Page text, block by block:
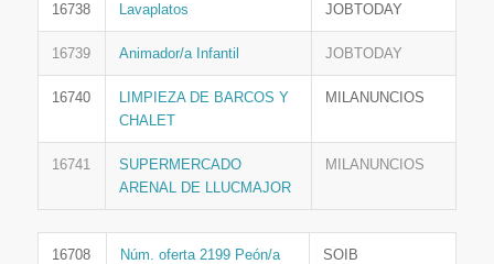
16738 Lavaplatos JOBTODAY
16739 Animador/a Infantil JOBTODAY
16740
LIMPIEZA DE BARCOS Y
CHALET
MILANUNCIOS
16741
SUPERMERCADO
ARENAL DE LLUCMAJOR
MILANUNCIOS
16708
Núm. oferta 2199 Peón/a
SOIB